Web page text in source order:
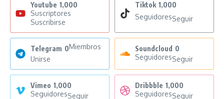
Youtube 1,000
Suscriptores
Suscribirse
Tiktok 1,000
SeguidoresSeguir
Telegram 0Miembros
Unirse
Soundcloud 0
SeguidoresSeguir
Vimeo 1,000
SeguidoresSeguir
Dribbble 1,000
SeguidoresSeguir